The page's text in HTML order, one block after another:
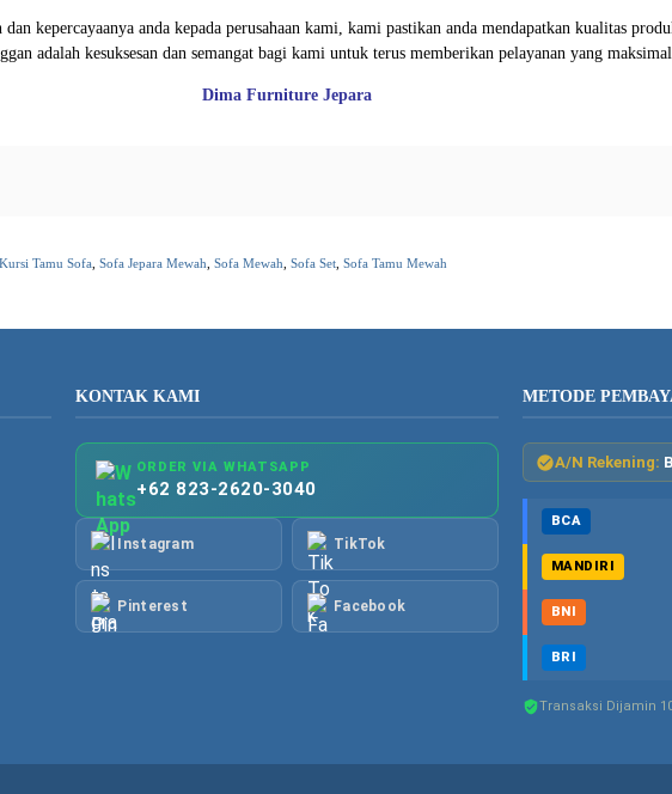
kepercayaanya anda kepada perusahaan kami, kami pastikan anda mendapatkan kualitas
adalah kesuksesan dan semangat bagi kami untuk terus memberikan pelayanan yang
Dima Furniture Jepara
Kursi Tamu Sofa, Sofa Jepara Mewah, Sofa Mewah, Sofa Set, Sofa Tamu Mewah
KONTAK KAMI
ORDER VIA WHATSAPP
+62 823-2620-3040
Instagram TikTok
Pinterest Facebook
METODE
A/N Rekening:
BCA
MANDIRI
BNI
BRI
Transaksi Dijamin